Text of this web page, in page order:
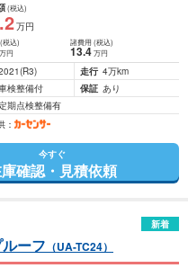
(税込)
.2万円
(税込)
万円
諸費用 (税込)
13.4 万円
(R3) 走行 4万km
検整備付 保証 あり
期点検整備有
：
今すぐ
確認・見積依頼
新着
ーフ （UA-TC24）